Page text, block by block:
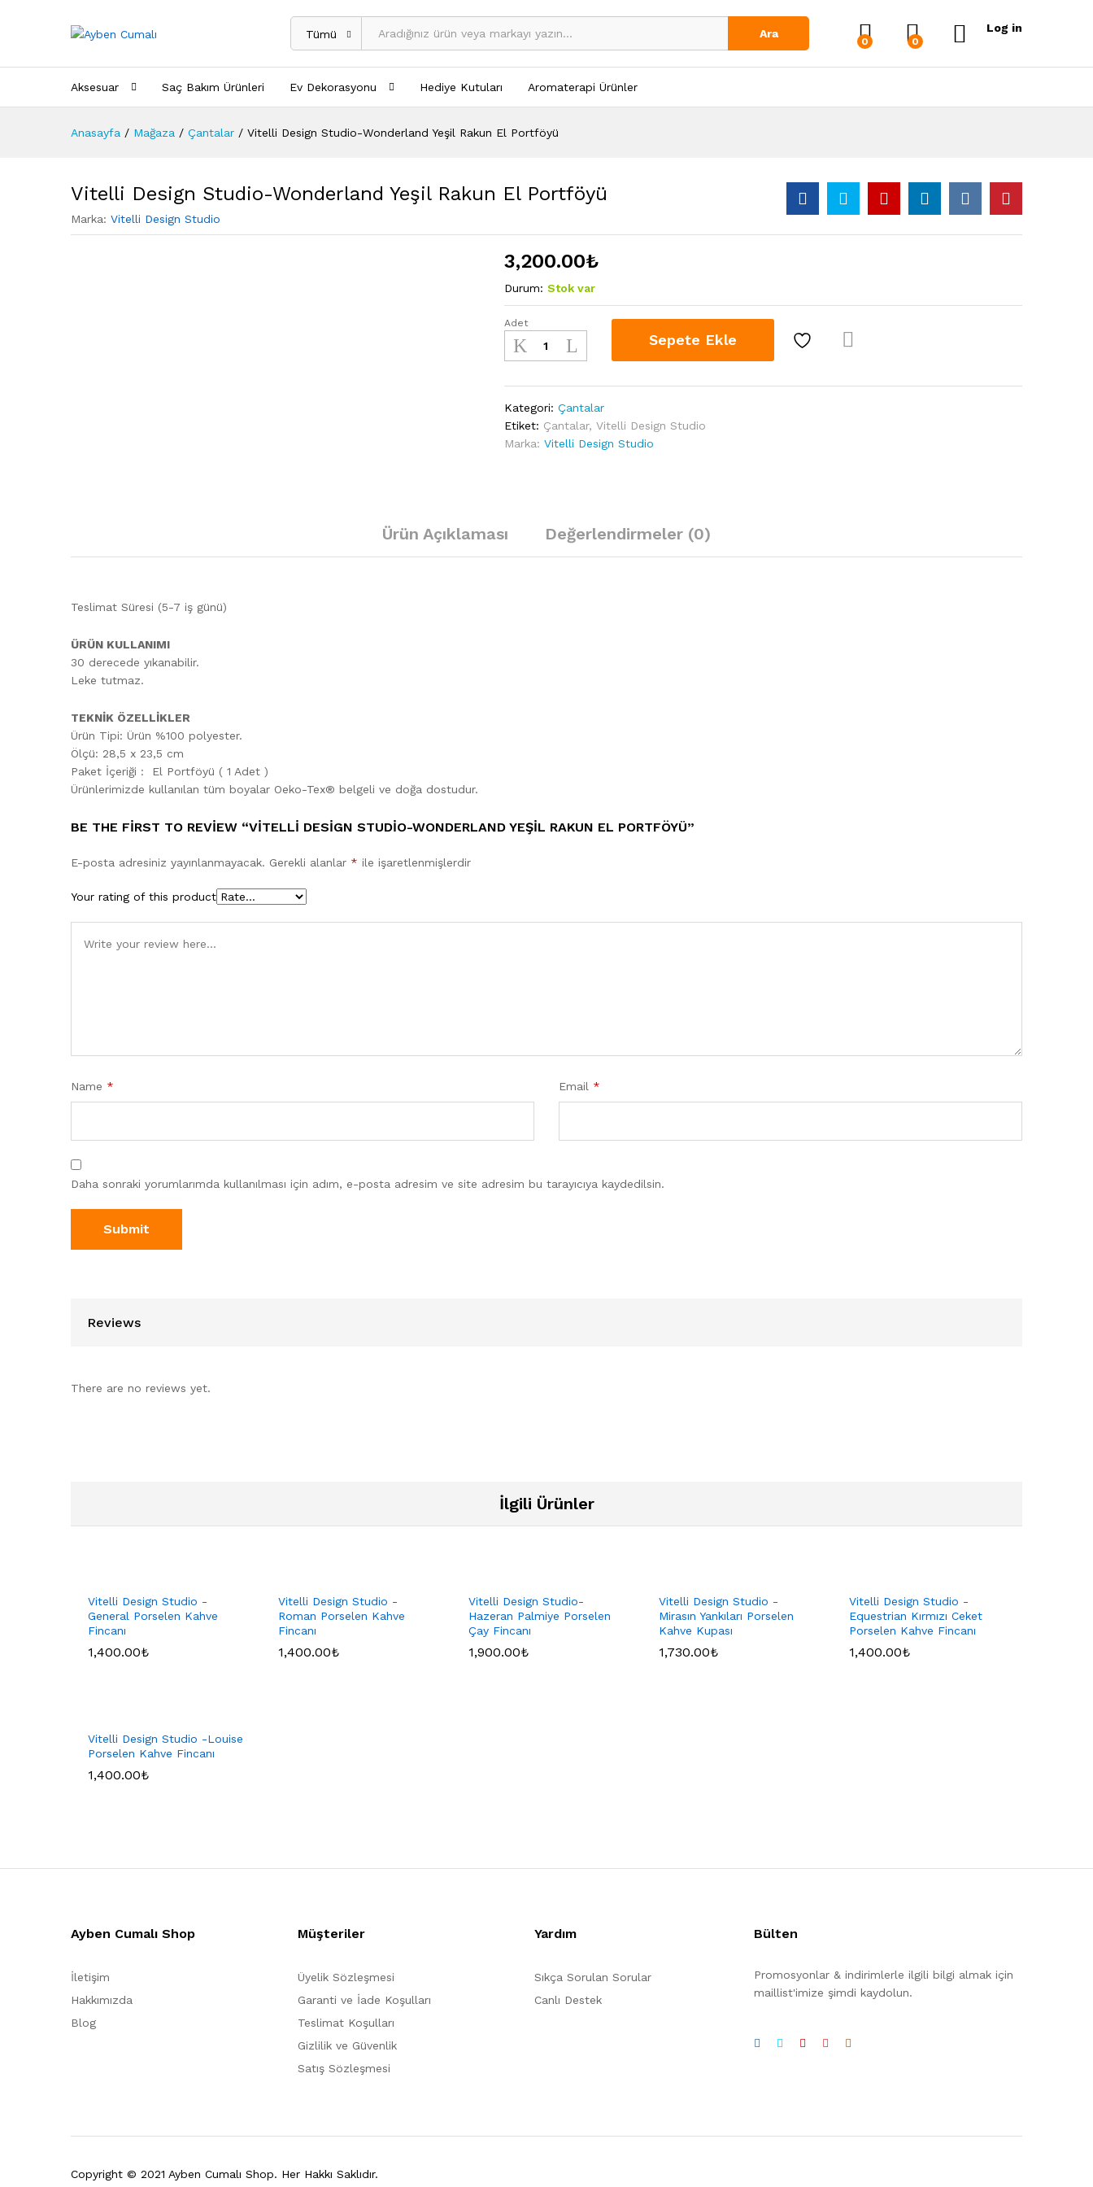
Tümü Ara
0 0
Log in
Aksesuar Saç Bakım Ürünleri Ev Dekorasyonu Hediye Kutuları Aromaterapi Ürünler
Anasayfa / Mağaza / Çantalar / Vitelli Design Studio-Wonderland Yeşil Rakun El Portföyü
Vitelli Design Studio-Wonderland Yeşil Rakun El Portföyü
Marka: Vitelli Design Studio
3,200.00₺
Durum: Stok var
Vitelli
Design
Studio-
Rakun
El
Portföyü
Adet
Sepete Ekle
Kategori:Çantalar
Etiket: Çantalar,Vitelli Design Studio
Marka:Vitelli Design Studio
Ürün Açıklaması Değerlendirmeler (0)
Teslimat Süresi (5-7 iş günü)
ÜRÜN KULLANIMI
30 derecede yıkanabilir.
Leke tutmaz.
TEKNİK ÖZELLİKLER
Ürün Tipi: Ürün %100 polyester.
Ölçü: 28,5 x 23,5 cm
Paket İçeriği : El Portföyü ( 1 Adet )
Ürünlerimizde kullanılan tüm boyalar Oeko-Tex®️ belgeli ve doğa dostudur.
BE THE FIRST TO REVIEW “VITELLI DESIGN STUDIO-WONDERLAND YEŞIL RAKUN EL PORTFÖYÜ”
E-posta adresiniz yayınlanmayacak. Gerekli alanlar * ile işaretlenmişlerdir
Your rating of this product
Name * Email *
Daha sonraki yorumlarımda kullanılması için adım, e-posta adresim ve site adresim bu tarayıcıya kaydedilsin.
Reviews
There are no reviews yet.
İlgili Ürünler
Vitelli Design Studio -
General Porselen Kahve
Fincanı
1,400.00₺
Vitelli Design Studio -
Roman Porselen Kahve
Fincanı
1,400.00₺
Vitelli Design Studio-
Hazeran Palmiye Porselen
Çay Fincanı
1,900.00₺
Vitelli Design Studio -
Mirasın Yankıları Porselen
Kahve Kupası
1,730.00₺
Vitelli Design Studio -
Equestrian Kırmızı Ceket
Porselen Kahve Fincanı
1,400.00₺
Vitelli Design Studio -Louise
Porselen Kahve Fincanı
1,400.00₺
Ayben Cumalı Shop
İletişim
Hakkımızda
Blog
Müşteriler
Üyelik Sözleşmesi
Garanti ve İade Koşulları
Teslimat Koşulları
Gizlilik ve Güvenlik
Satış Sözleşmesi
Yardım
Sıkça Sorulan Sorular
Canlı Destek
Bülten
Promosyonlar & indirimlerle ilgili bilgi almak için
maillist'imize şimdi kaydolun.
Copyright © 2021 Ayben Cumalı Shop. Her Hakkı Saklıdır.